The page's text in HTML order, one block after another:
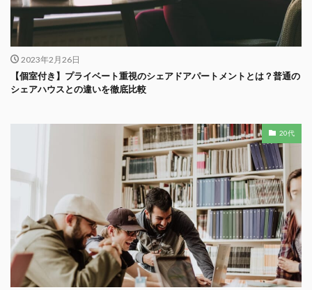
2023年2月26日
【個室付き】プライベート重視のシェアドアパートメントとは？普通の
シェアハウスとの違いを徹底比較
20代